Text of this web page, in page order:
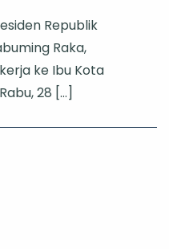
Presiden
Pantau
Infrastruktur
Republik
Raka,
ke Ibu Kota
28 […]